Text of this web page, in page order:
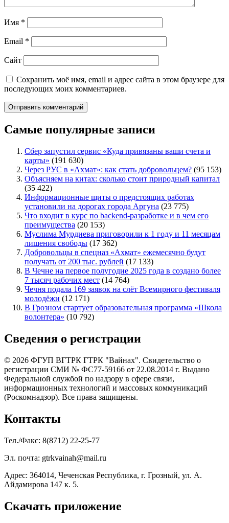
Имя *
Email *
Сайт
Сохранить моё имя, email и адрес сайта в этом браузере для
последующих моих комментариев.
Самые популярные записи
Сбер запустил сервис «Куда привязаны ваши счета и
карты» (191 630)
Через РУС в «Ахмат»: как стать добровольцем? (95 153)
Объясняем на китах: сколько стоит природный капитал
(35 422)
Информационные щиты о предстоящих работах
установили на дорогах города Аргуна (23 775)
Что входит в курс по backend-разработке и в чем его
преимущества (20 153)
Муслима Мурдиева приговорили к 1 году и 11 месяцам
лишения свободы (17 362)
Добровольцы в спецназ «Ахмат» ежемесячно будут
получать от 200 тыс. рублей (17 133)
В Чечне на первое полугодие 2025 года в создано более
7 тысяч рабочих мест (14 764)
Чечня подала 169 заявок на слёт Всемирного фестиваля
молодёжи (12 171)
В Грозном стартует образовательная программа «Школа
волонтера» (10 792)
Сведения о регистрации
© 2026 ФГУП ВГТРК ГТРК "Вайнах". Свидетельство о
регистрации СМИ № ФС77-59166 от 22.08.2014 г. Выдано
Федеральной службой по надзору в сфере связи,
информационных технологий и массовых коммуникаций
(Роскомнадзор). Все права защищены.
Контакты
Тел./Факс: 8(8712) 22-25-77
Эл. почта: gtrkvainah@mail.ru
Адрес: 364014, Чеченская Республика, г. Грозный, ул. А.
Айдамирова 147 к. 5.
Скачать приложение